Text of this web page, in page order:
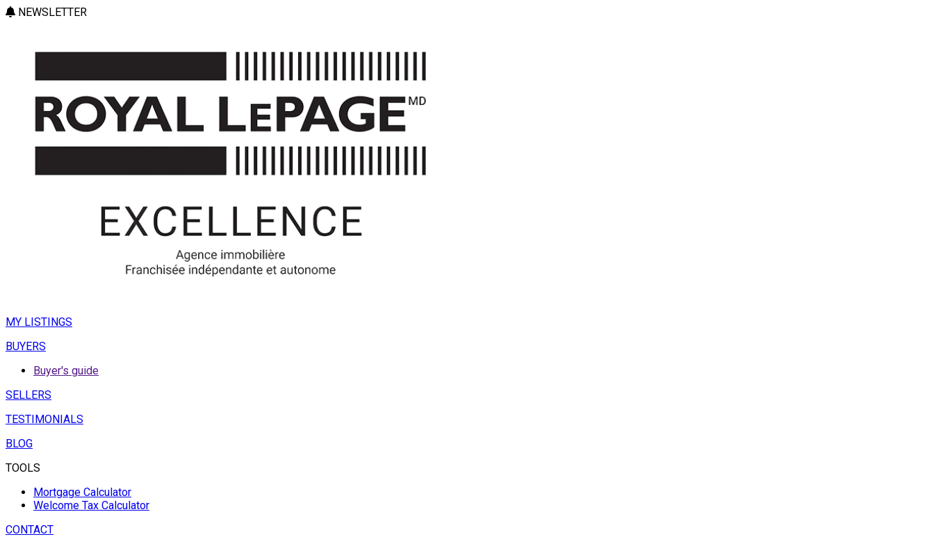
NEWSLETTER
MY LISTINGS
BUYERS
Buyer's guide
SELLERS
TESTIMONIALS
BLOG
TOOLS
Mortgage Calculator
Welcome Tax Calculator
CONTACT